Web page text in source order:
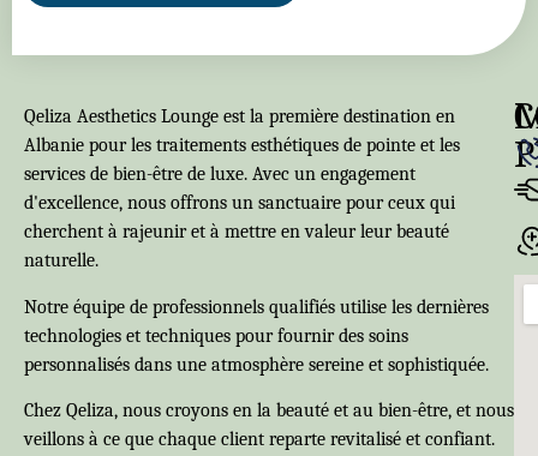
Qeliza Aesthetics Lounge est la première destination en
Albanie pour les traitements esthétiques de pointe et les
services de bien-être de luxe. Avec un engagement
d'excellence, nous offrons un sanctuaire pour ceux qui
cherchent à rajeunir et à mettre en valeur leur beauté
naturelle.
Notre équipe de professionnels qualifiés utilise les dernières
technologies et techniques pour fournir des soins
personnalisés dans une atmosphère sereine et sophistiquée.
Chez Qeliza, nous croyons en la beauté et au bien-être, et nous
veillons à ce que chaque client reparte revitalisé et confiant.